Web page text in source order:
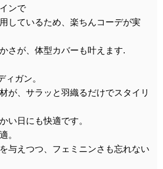
ンで
しているため、楽ちんコーデが実
さが、体型カバーも叶えます.
ィガン。
が、サラッと羽織るだけでスタイリ
い日にも快適です。
。
与えつつ、フェミニンさも忘れない